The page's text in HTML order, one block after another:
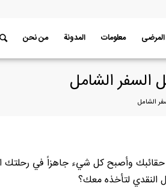
المرضى معلومات المدونة من نحن
السفر الشامل
الشامل
وأصبح كل شيء جاهزاً في رحلتك التي
النقدي لتأخذه معك؟